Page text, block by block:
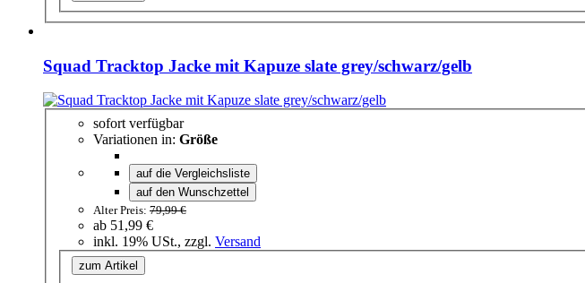
Squad Tracktop Jacke mit Kapuze slate grey/schwarz/gelb
sofort verfügbar
Variationen in: Größe
auf die Vergleichsliste
auf den Wunschzettel
Alter Preis: 79,99 €
ab 51,99 €
inkl. 19% USt., zzgl. Versand
zum Artikel